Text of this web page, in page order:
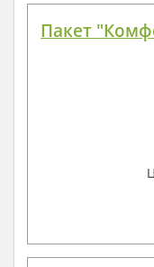
Пакет